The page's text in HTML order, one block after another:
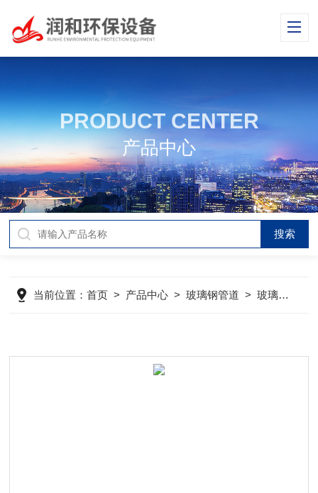
PRODUCT CENTER
产品中心
当前位置：首页 > 产品中心 >玻璃钢管道 >玻璃钢风管